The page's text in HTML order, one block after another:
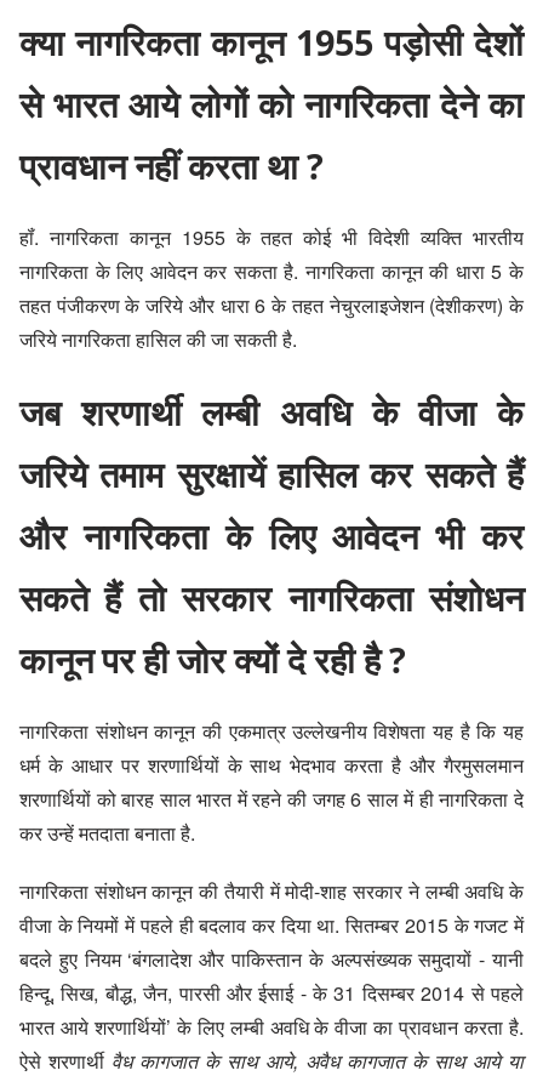
क्या नागरिकता कानून 1955 पड़ोसी देशों
से भारत आये लोगों को नागरिकता देने का
प्रावधान नहीं करता था ?
हॉं. नागरिकता कानून 1955 के तहत कोई भी विदेशी व्यक्ति भारतीय
नागरिकता के लिए आवेदन कर सकता है. नागरिकता कानून की धारा 5 के
तहत पंजीकरण के जरिये और धारा 6 के तहत नेचुरलाइजेशन (देशीकरण) के
जरिये नागरिकता हासिल की जा सकती है.
जब शरणार्थी लम्बी अवधि के वीजा के
जरिये तमाम सुरक्षायें हासिल कर सकते हैं
और नागरिकता के लिए आवेदन भी कर
सकते हैं तो सरकार नागरिकता संशोधन
कानून पर ही जोर क्यों दे रही है ?
नागरिकता संशोधन कानून की एकमात्र उल्लेखनीय विशेषता यह है कि यह
धर्म के आधार पर शरणार्थियों के साथ भेदभाव करता है और गैरमुसलमान
शरणार्थियों को बारह साल भारत में रहने की जगह 6 साल में ही नागरिकता दे
कर उन्हें मतदाता बनाता है.
नागरिकता संशोधन कानून की तैयारी में मोदी-शाह सरकार ने लम्बी अवधि के
वीजा के नियमों में पहले ही बदलाव कर दिया था. सितम्बर 2015 के गजट में
बदले हुए नियम ‘बंगलादेश और पाकिस्तान के अल्पसंख्यक समुदायों - यानी
हिन्दू, सिख, बौद्ध, जैन, पारसी और ईसाई - के 31 दिसम्बर 2014 से पहले
भारत आये शरणार्थियों’ के लिए लम्बी अवधि के वीजा का प्रावधान करता है.
ऐसे शरणार्थी वैध कागजात के साथ आये, अवैध कागजात के साथ आये या